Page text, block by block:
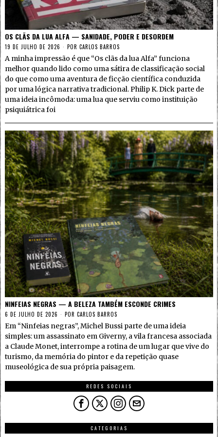
OS CLÃS DA LUA ALFA — SANIDADE, PODER E DESORDEM
19 DE JULHO DE 2026 POR CARLOS BARROS
A minha impressão é que “Os clãs da lua Alfa” funciona
melhor quando lido como uma sátira de classificação social
do que como uma aventura de ficção científica conduzida
por uma lógica narrativa tradicional. Philip K. Dick parte de
uma ideia incômoda: uma lua que serviu como instituição
psiquiátrica foi
NINFEIAS NEGRAS — A BELEZA TAMBÉM ESCONDE CRIMES
6 DE JULHO DE 2026 POR CARLOS BARROS
Em “Ninfeias negras”, Michel Bussi parte de uma ideia
simples: um assassinato em Giverny, a vila francesa associada
a Claude Monet, interrompe a rotina de um lugar que vive do
turismo, da memória do pintor e da repetição quase
museológica de sua própria paisagem.
REDES SOCIAIS
CATEGORIAS